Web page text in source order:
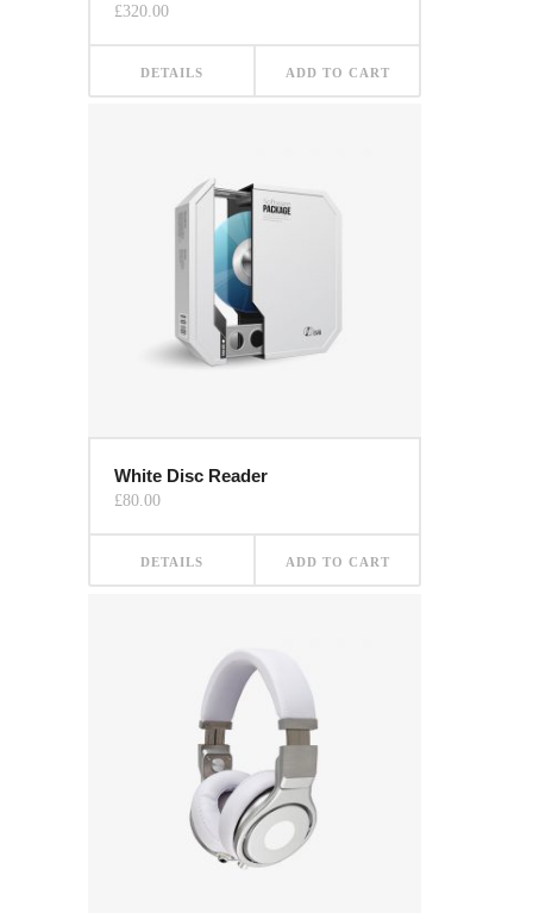
£320.00
DETAILS ADD TO CART
White Disc Reader
£80.00
DETAILS ADD TO CART